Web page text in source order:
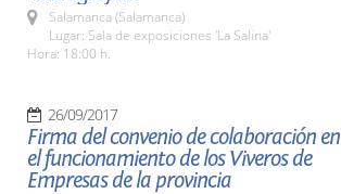
Salamanca (Salamanca)
Lugar: Sala de exposiciones 'La Salina'
Hora: 18:00 h.
26/09/2017
Firma del convenio de colaboración en
el funcionamiento de los Viveros de
Empresas de la provincia